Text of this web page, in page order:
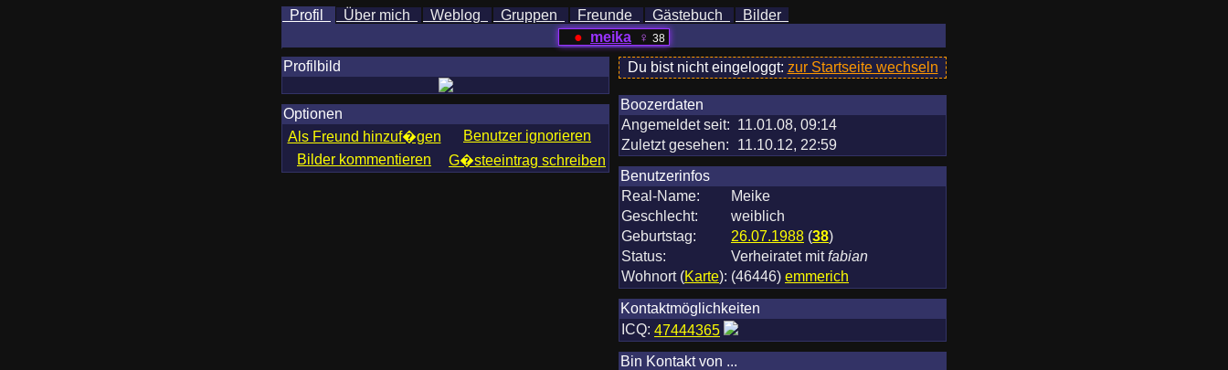
Profil Über mich Weblog Gruppen Freunde Gästebuch
Bilder
● meika ♀ 38
Profilbild
Optionen
Als Freund hinzuf�gen
Benutzer ignorieren
Bilder kommentieren
G�steeintrag schreiben
Du bist nicht eingeloggt: zur Startseite wechseln
Boozerdaten
Angemeldet seit: 11.01.08, 09:14
Zuletzt gesehen:
11.10.12, 22:59
Benutzerinfos
Real-Name:
Meike
Geschlecht:
weiblich
Geburtstag:
26.07.1988 (38)
Status:
Verheiratet mitfabian
Wohnort(Karte): (46446) emmerich
Kontaktmöglichkeiten
ICQ: 47444365
Bin Kontakt von ...